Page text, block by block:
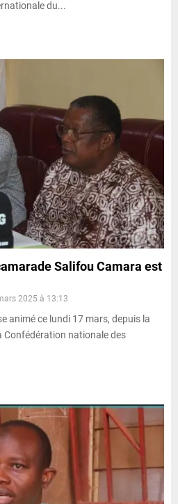
du...
Salifou Camara est
2025 à 13:13
animé ce lundi 17 mars, depuis la
Confédération nationale des